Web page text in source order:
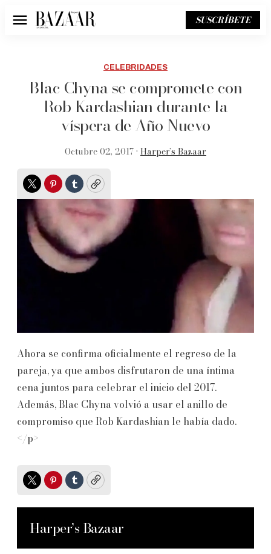
Menú SUSCRÍBETE
CELEBRIDADES
Blac Chyna se compromete con
Rob Kardashian durante la
víspera de Año Nuevo
Octubre 02, 2017 • Harper’s Bazaar
TwitterPinterest
TumblrCopy
Ahora se confirma oficialmente el regreso de la
pareja, ya que ambos disfrutaron de una íntima
cena juntos para celebrar el inicio del 2017.
Además, Blac Chyna volvió a usar el anillo de
compromiso que Rob Kardashian le había dado.
</p>
TwitterPinterest
TumblrCopy
Harper’s Bazaar